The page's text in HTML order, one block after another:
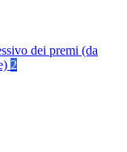
dei premi (da
2